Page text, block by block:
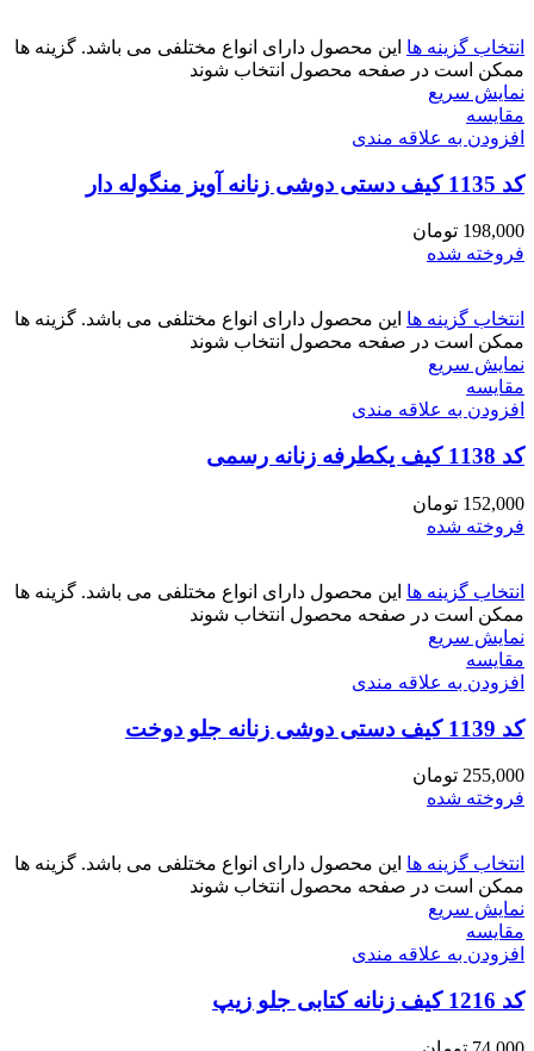
انتخاب گزینه ها این محصول دارای انواع مختلفی می باشد. گزینه ها
ممکن است در صفحه محصول انتخاب شوند
نمایش سریع
مقايسه
افزودن به علاقه مندی
کد 1135 کیف دستی دوشی زنانه آویز منگوله دار
198,000 تومان
فروخته شده
انتخاب گزینه ها این محصول دارای انواع مختلفی می باشد. گزینه ها
ممکن است در صفحه محصول انتخاب شوند
نمایش سریع
مقايسه
افزودن به علاقه مندی
کد 1138 کیف یکطرفه زنانه رسمی
152,000 تومان
فروخته شده
انتخاب گزینه ها این محصول دارای انواع مختلفی می باشد. گزینه ها
ممکن است در صفحه محصول انتخاب شوند
نمایش سریع
مقايسه
افزودن به علاقه مندی
کد 1139 کیف دستی دوشی زنانه جلو دوخت
255,000 تومان
فروخته شده
انتخاب گزینه ها این محصول دارای انواع مختلفی می باشد. گزینه ها
ممکن است در صفحه محصول انتخاب شوند
نمایش سریع
مقايسه
افزودن به علاقه مندی
کد 1216 کیف زنانه کتابی جلو زیپ